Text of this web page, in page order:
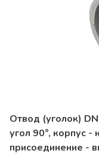
Отвод (уголок)
угол 90°, корпус
присоединение -